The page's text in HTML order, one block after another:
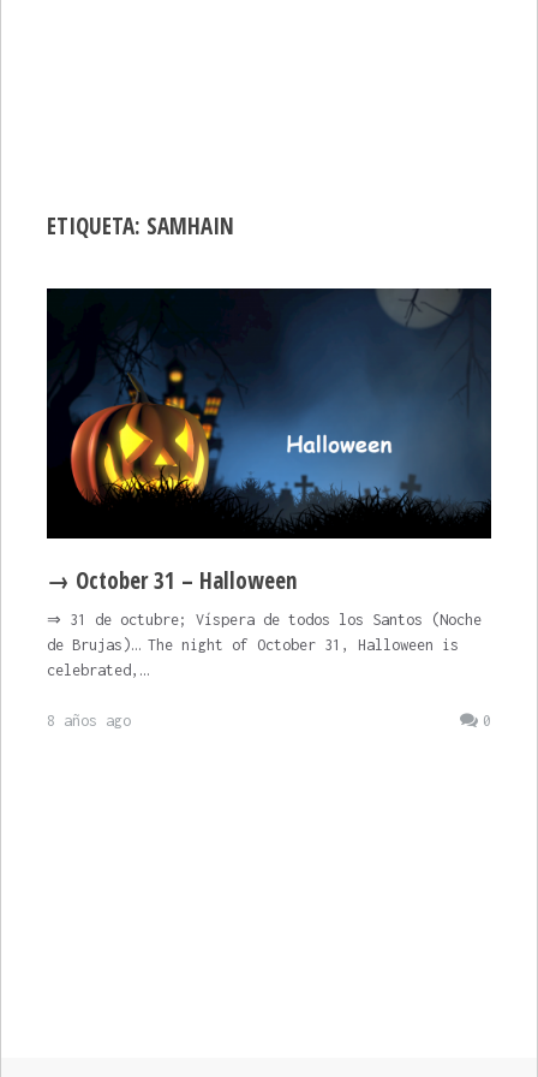
ETIQUETA: SAMHAIN
→ October 31 – Halloween
⇒ 31 de octubre; Víspera de todos los Santos (Noche
de Brujas)… The night of October 31, Halloween is
celebrated,…
0
8 años ago